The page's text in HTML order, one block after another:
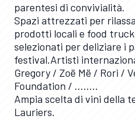
parentesi di convivialità.
Spazi attrezzati per
prodotti locali e food
selezionati per deliziare i
festival.Artisti
Gregory / Zoë Më / Rori /
Foundation / ……..
Ampia scelta di vini della
Lauriers.